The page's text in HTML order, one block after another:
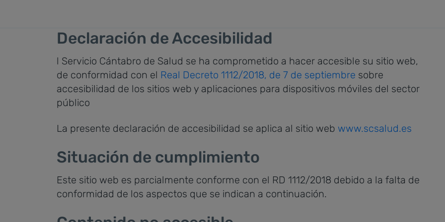
Declaración de Accesibilidad
l Servicio Cántabro de Salud se ha comprometido a hacer accesible su sitio web,
de conformidad con el Real Decreto 1112/2018, de 7 de septiembre sobre
accesibilidad de los sitios web y aplicaciones para dispositivos móviles del sector
público
La presente declaración de accesibilidad se aplica al sitio web www.scsalud.es
Situación de cumplimiento
Este sitio web es parcialmente conforme con el RD 1112/2018 debido a la falta de
conformidad de los aspectos que se indican a continuación.